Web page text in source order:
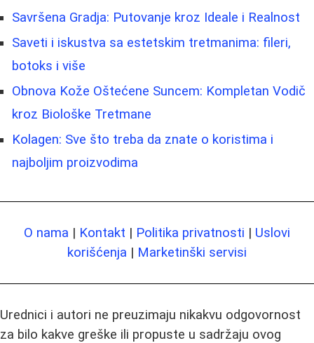
Savršena Gradja: Putovanje kroz Ideale i Realnost
Saveti i iskustva sa estetskim tretmanima: fileri,
botoks i više
Obnova Kože Oštećene Suncem: Kompletan Vodič
kroz Biološke Tretmane
Kolagen: Sve što treba da znate o koristima i
najboljim proizvodima
O nama | Kontakt | Politika privatnosti | Uslovi
korišćenja | Marketinški servisi
Urednici i autori ne preuzimaju nikakvu odgovornost
za bilo kakve greške ili propuste u sadržaju ovog